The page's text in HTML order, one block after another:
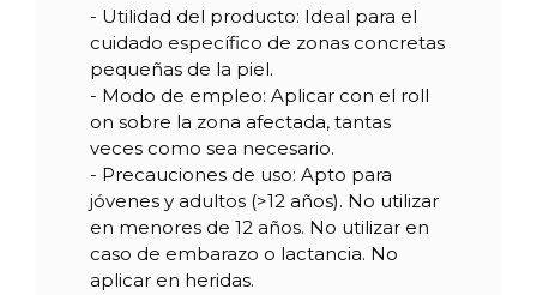
- Utilidad del producto: Ideal para el
cuidado específico de zonas concretas
pequeñas de la piel.
- Modo de empleo: Aplicar con el roll
on sobre la zona afectada, tantas
veces como sea necesario.
- Precauciones de uso: Apto para
jóvenes y adultos (>12 años). No utilizar
en menores de 12 años. No utilizar en
caso de embarazo o lactancia. No
aplicar en heridas.